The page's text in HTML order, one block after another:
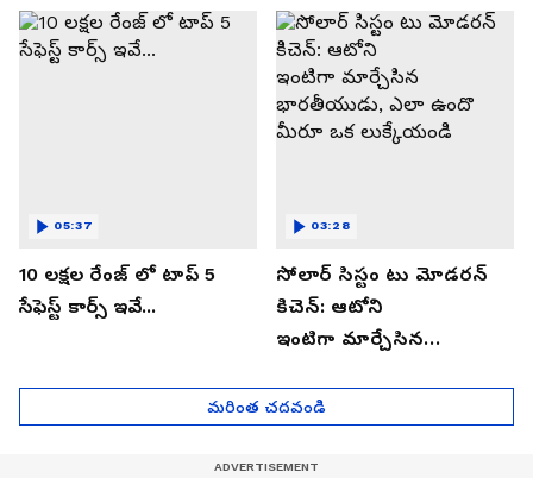
10 లక్షల రేంజ్ లో టాప్ 5
సేఫెస్ట్ కార్స్ ఇవే...
05:37
సోలార్ సిస్టం టు మోడరన్
కిచెన్: ఆటోని
ఇంటిగా మార్చేసిన
మీరూ ఒక లుక్కేయండి
03:28
మరింత చదవండి